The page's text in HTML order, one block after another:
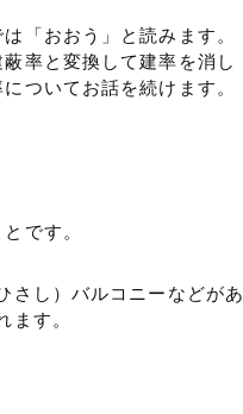
「おおう」と読みます。
率と変換して建率を消し
ついてお話を続けます。
です。
さし）バルコニーなどがあ
ます。